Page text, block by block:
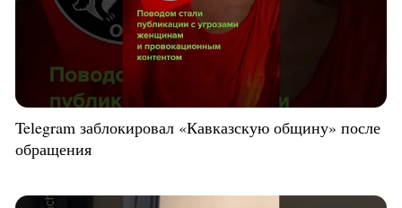
Telegram заблокировал «Кавказскую общину» после
обращения